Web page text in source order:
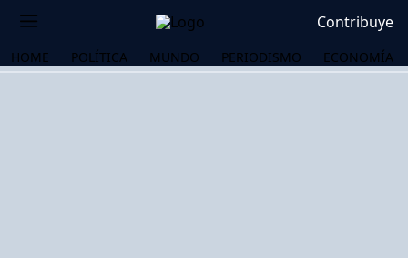
Contribuye
HOME POLÍTICA MUNDO PERIODISMO ECONOMÍA